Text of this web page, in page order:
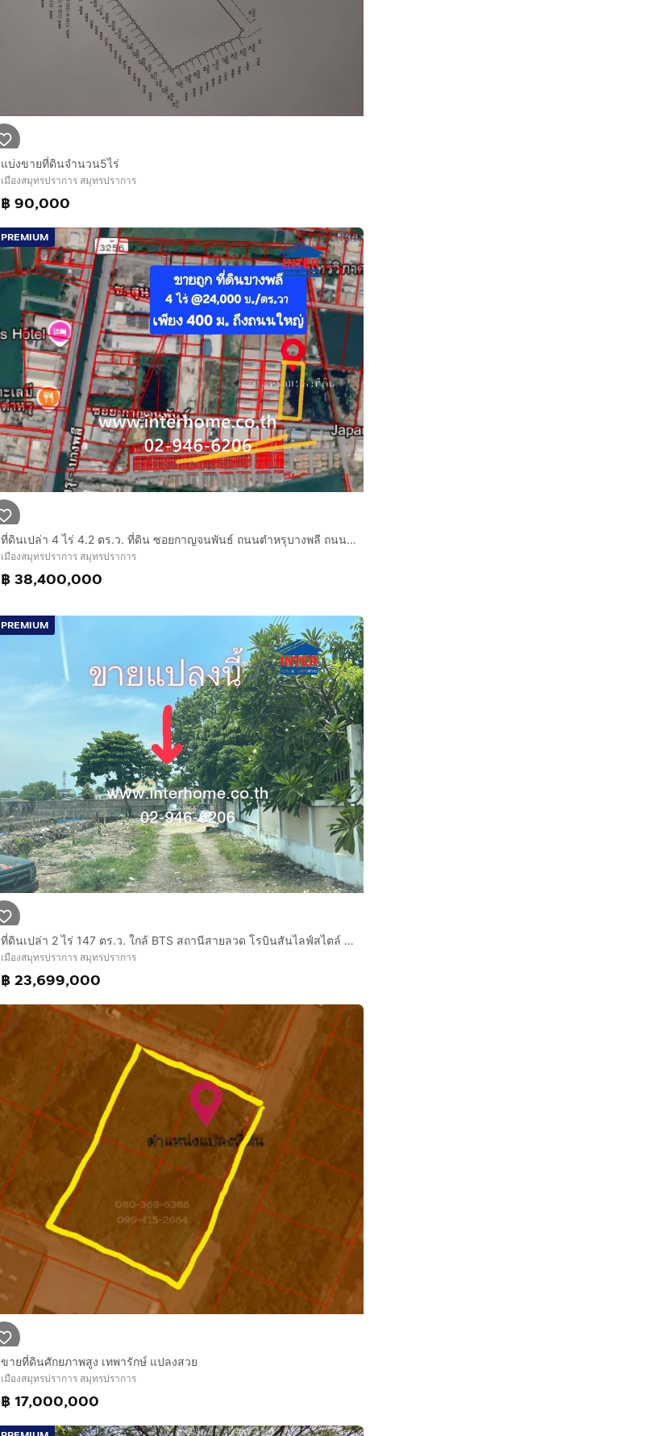
แบ่งขายที่ดินจำนวน5ไร่
เมืองสมุทรปราการ สมุทรปราการ
฿ 90,000
PREMIUM
ที่ดินเปล่า 4 ไร่ 4.2 ตร.ว. ที่ดิน ซอยกาญจนพันธ์ ถนนตำหรุบางพลี ถนนเทพารักษ์ เมืองสมุทรปราการ สมุทรปราการ
เมืองสมุทรปราการ สมุทรปราการ
฿ 38,400,000
PREMIUM
ที่ดินเปล่า 2 ไร่ 147 ตร.ว. ใกล้ BTS สถานีสายลวด โรบินสันไลฟ์สไตล์ ระหว่างซอยสายลวด6-8 ถนนสุขุมวิท ถนนสายลวด เมืองสมุทรปราการ
เมืองสมุทรปราการ สมุทรปราการ
฿ 23,699,000
ขายที่ดินศักยภาพสูง เทพารักษ์ แปลงสวย
เมืองสมุทรปราการ สมุทรปราการ
฿ 17,000,000